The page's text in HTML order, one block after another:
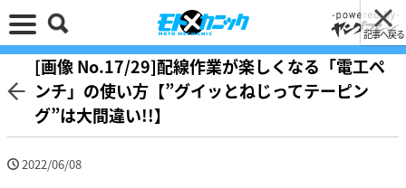
記事へ戻る
[画像 No.17/29]配線作業が楽しくなる「電工ペ
ンチ」の使い方【”グイッとねじってテーピン
グ”は大間違い!!】
2022/06/08